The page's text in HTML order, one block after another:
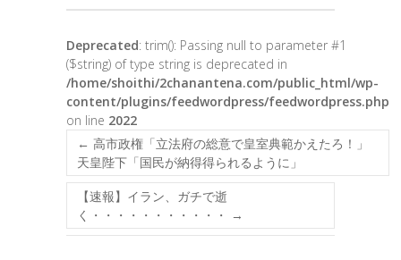
Deprecated: trim(): Passing null to parameter #1
($string) of type string is deprecated in
/home/shoithi/2chanantena.com/public_html/wp-
content/plugins/feedwordpress/feedwordpress.php
on line 2022
← 高市政権「立法府の総意で皇室典範かえたろ！」
天皇陛下「国民が納得得られるように」
【速報】イラン、ガチで逝
く・・・・・・・・・・・
→